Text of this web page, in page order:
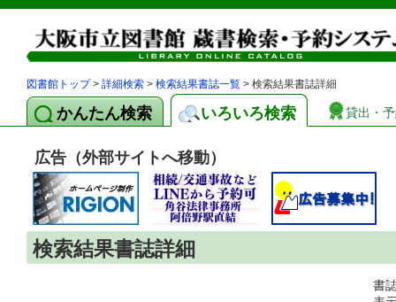
図書館トップ> 詳細検索 > 検索結果書誌一覧 > 検索結果書誌詳細
かんたん検索 いろいろ検索 貸出・
広告（外部サイトへ移動）
検索結果書誌詳細
書